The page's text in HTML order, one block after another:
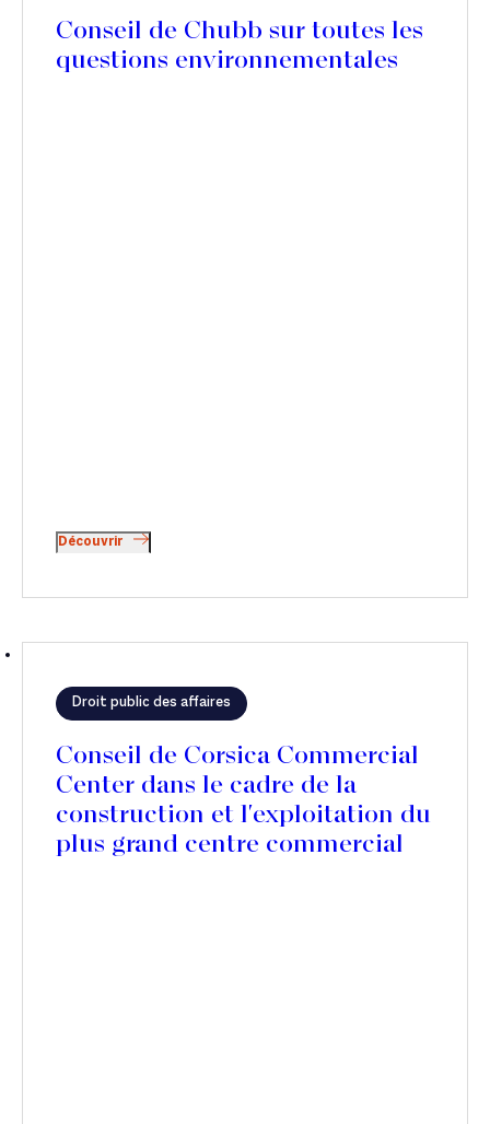
Conseil de Chubb sur toutes les
questions environnementales
Découvrir
Droit public des affaires
Conseil de Corsica Commercial
Center dans le cadre de la
construction et l'exploitation du
plus grand centre commercial